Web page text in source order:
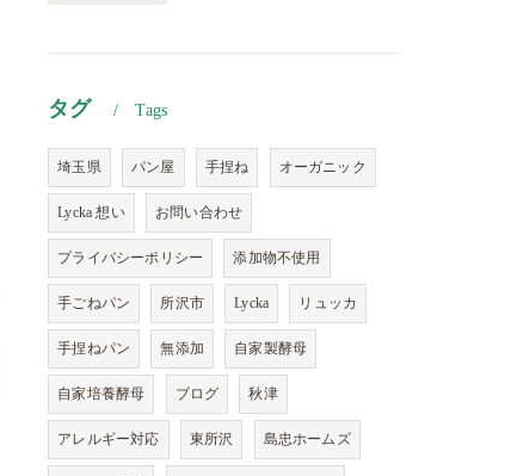
タグ Tags
埼玉県 パン屋 手捏ね オーガニック
Lycka 想い お問い合わせ
プライバシーポリシー 添加物不使用
手ごねパン 所沢市 Lycka リュッカ
手捏ねパン 無添加 自家製酵母
自家培養酵母 ブログ 秋津
アレルギー対応 東所沢 島忠ホームズ